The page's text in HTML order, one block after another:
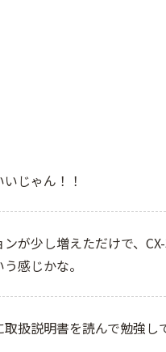
じゃん！！
ンが少し増えただけで、
感じかな。
取扱説明書を読んで勉強し